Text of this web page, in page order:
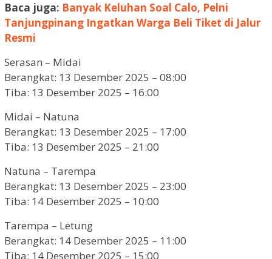
Baca juga: Banyak Keluhan Soal Calo, Pelni
Tanjungpinang Ingatkan Warga Beli Tiket di Jalur
Resmi
Serasan – Midai
Berangkat: 13 Desember 2025 – 08:00
Tiba: 13 Desember 2025 – 16:00
Midai – Natuna
Berangkat: 13 Desember 2025 – 17:00
Tiba: 13 Desember 2025 – 21:00
Natuna – Tarempa
Berangkat: 13 Desember 2025 – 23:00
Tiba: 14 Desember 2025 – 10:00
Tarempa – Letung
Berangkat: 14 Desember 2025 – 11:00
Tiba: 14 Desember 2025 – 15:00